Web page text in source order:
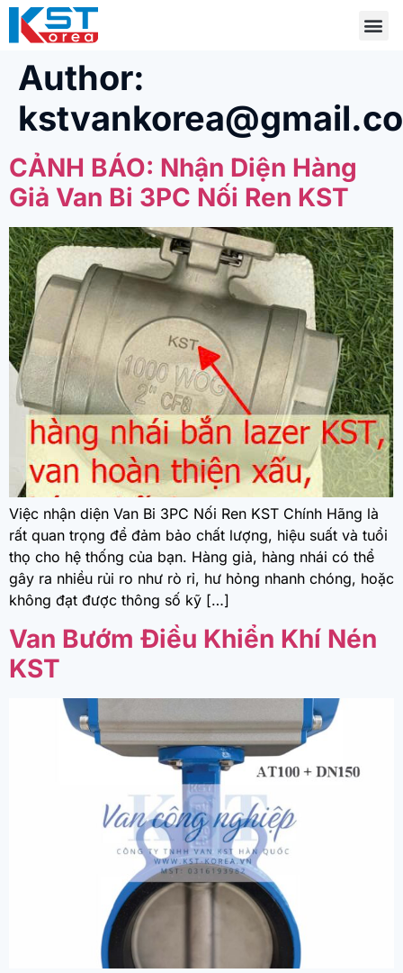
Author:
CẢNH BÁO: Nhận Diện Hàng
Giả Van Bi 3PC Nối Ren KST
Việc nhận diện Van Bi 3PC Nối Ren KST Chính Hãng là
rất quan trọng để đảm bảo chất lượng, hiệu suất và tuổi
thọ cho hệ thống của bạn. Hàng giả, hàng nhái có thể
gây ra nhiều rủi ro như rò rỉ, hư hỏng nhanh chóng, hoặc
không đạt được thông số kỹ […]
Van Bướm Điều Khiển Khí Nén
KST